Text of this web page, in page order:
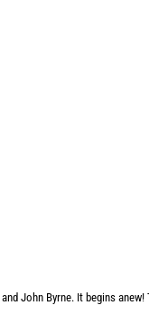
John Byrne. It begins anew!